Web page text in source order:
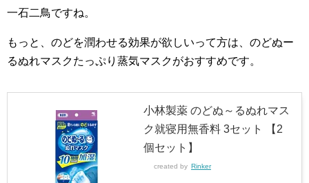
一石二鳥ですね。
もっと、のどを潤わせる効果が欲しいって方は、のどぬー
るぬれマスクたっぷり蒸気マスクがおすすめです。
小林製薬 のどぬ～るぬれマス
ク就寝用無香料 3セット 【2
個セット】
created by Rinker